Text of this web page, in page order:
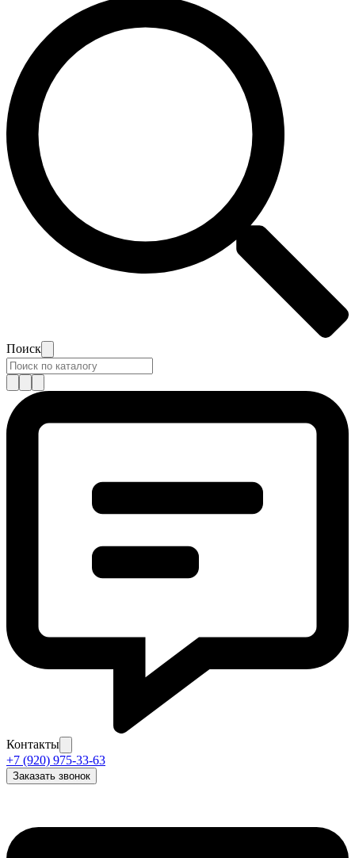
Поиск
Контакты
+7 (920) 975-33-63
Заказать звонок